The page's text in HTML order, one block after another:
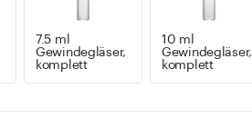
7.5 ml
Gewindegläser,
komplett
10 ml
Gewindegläser,
komplett